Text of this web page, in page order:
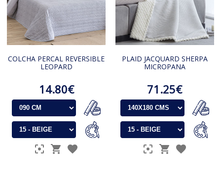
COLCHA PERCAL REVERSIBLE
LEOPARD
14.80€
PLAID JACQUARD SHERPA
MICROPANA
71.25€